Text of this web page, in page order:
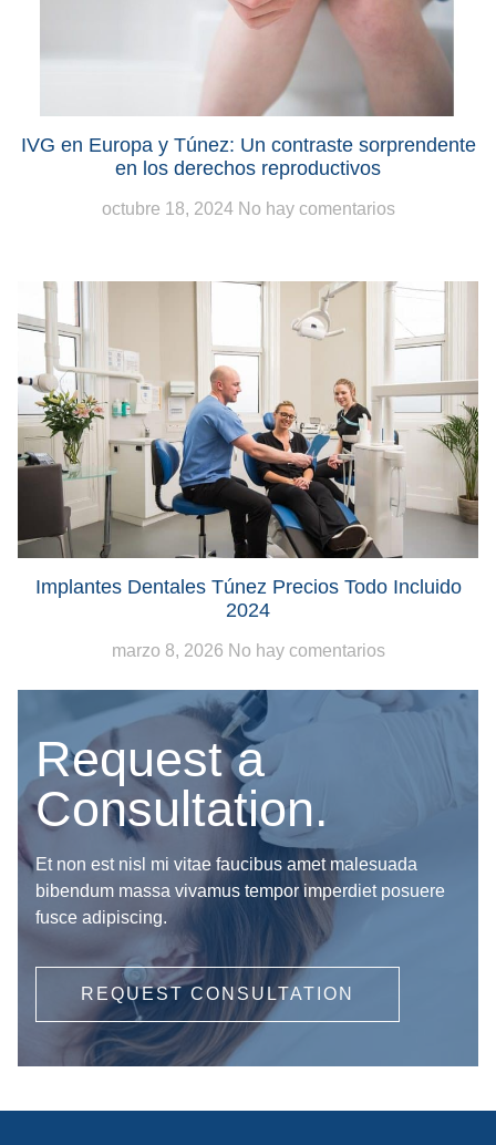
IVG en Europa y Túnez: Un contraste sorprendente
en los derechos reproductivos
octubre 18, 2024 No hay comentarios
Implantes Dentales Túnez Precios Todo Incluido
2024
marzo 8, 2026 No hay comentarios
Request a
Consultation.
Et non est nisl mi vitae faucibus amet malesuada
bibendum massa vivamus tempor imperdiet posuere
fusce adipiscing.
REQUEST CONSULTATION